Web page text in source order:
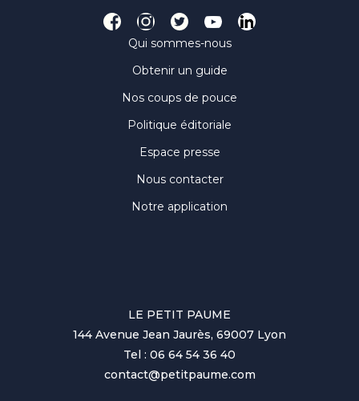
Qui sommes-nous
Obtenir un guide
Nos coups de pouce
Politique éditoriale
Espace presse
Nous contacter
Notre application
LE PETIT PAUME
144 Avenue Jean Jaurès, 69007 Lyon
Tel : 06 64 54 36 40
contact@petitpaume.com